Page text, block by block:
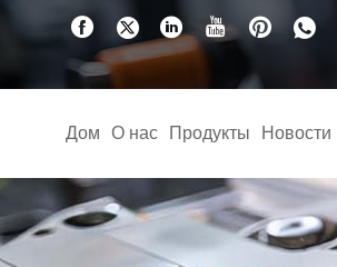
Дом О нас Продукты Новости